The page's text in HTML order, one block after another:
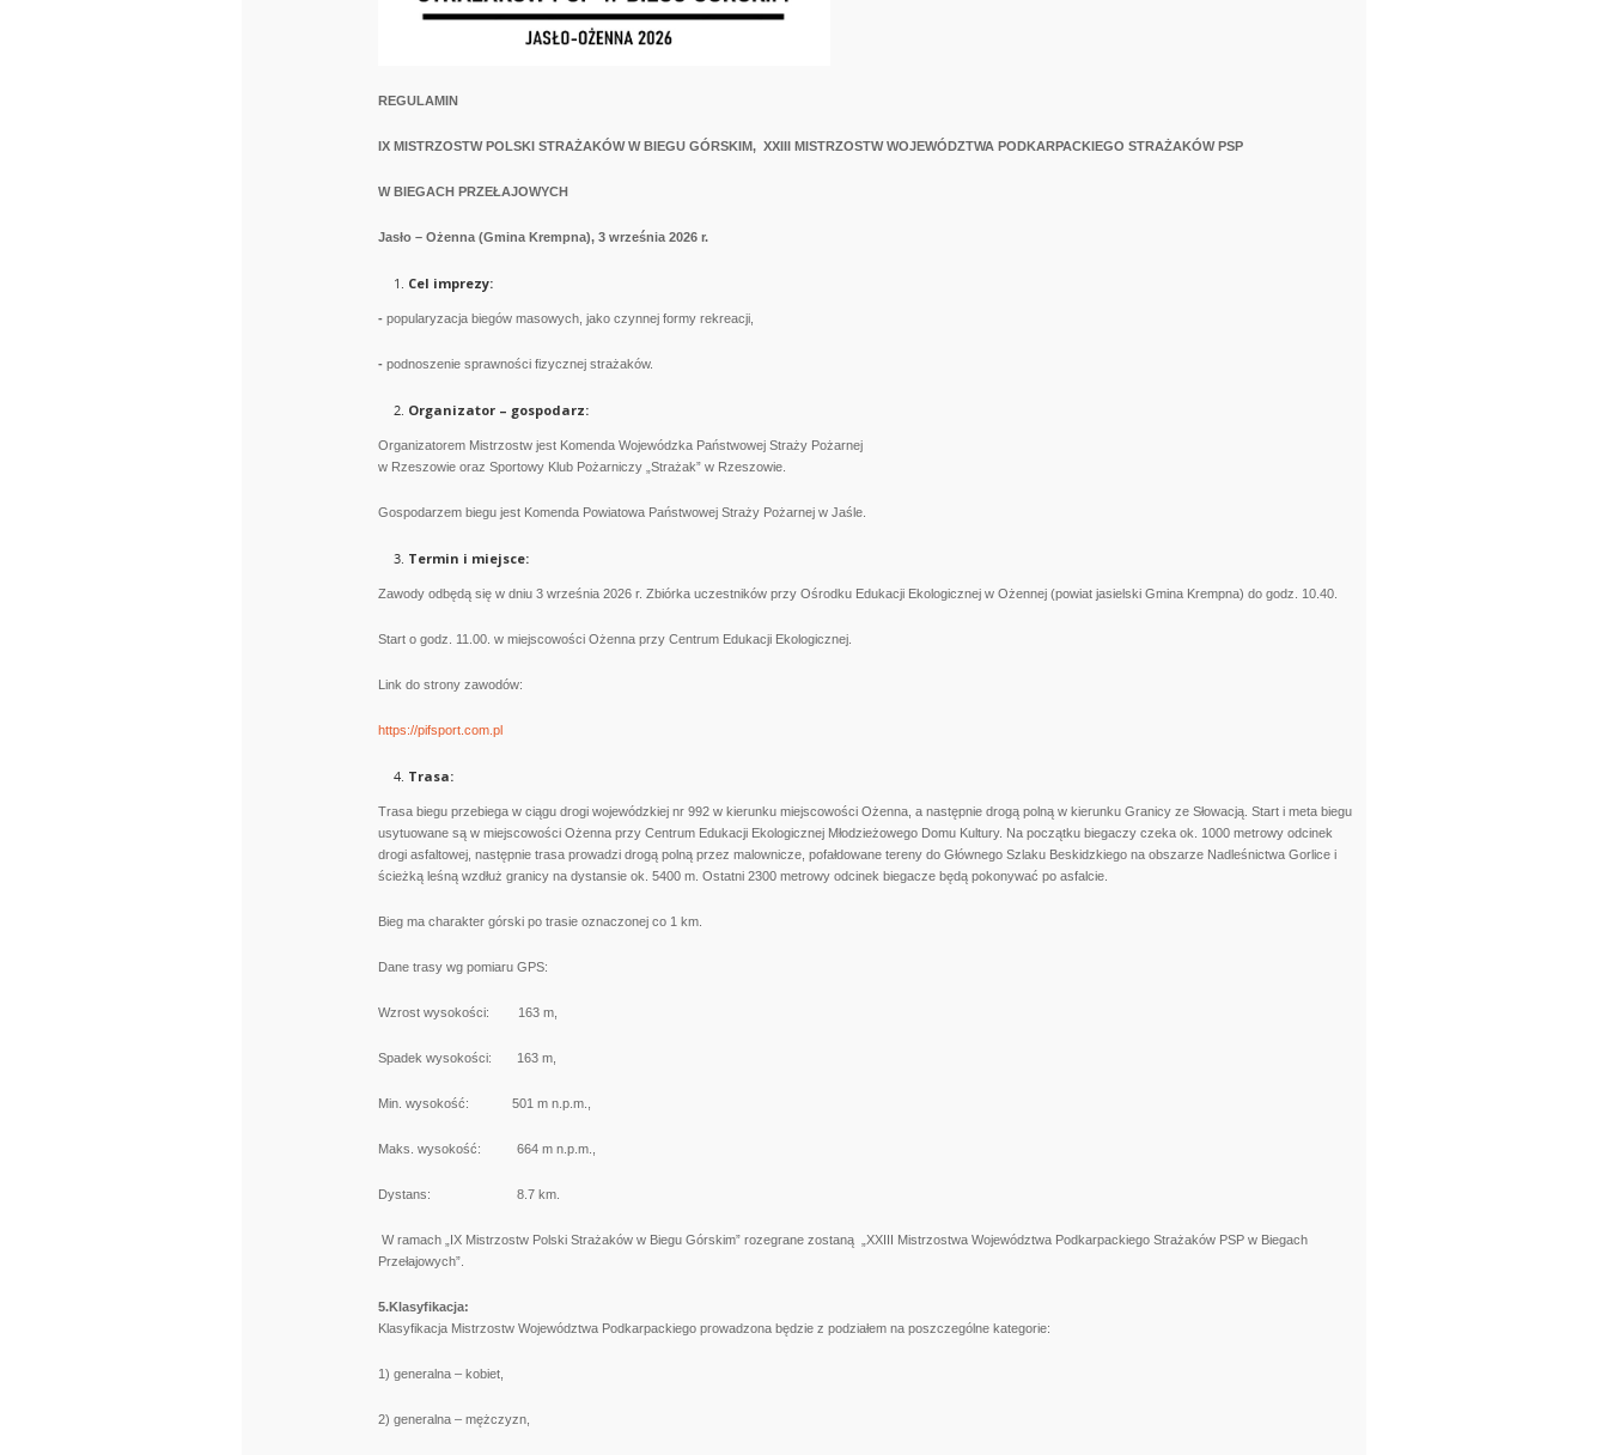
REGULAMIN
IX MISTRZOSTW POLSKI STRAŻAKÓW W BIEGU GÓRSKIM, XXIII MISTRZOSTW WOJEWÓDZTWA PODKARPACKIEGO STRAŻAKÓW PSP
W BIEGACH PRZEŁAJOWYCH
Jasło – Ożenna (Gmina Krempna), 3 września 2026 r.
Cel imprezy:
- popularyzacja biegów masowych, jako czynnej formy rekreacji,
- podnoszenie sprawności fizycznej strażaków.
Organizator – gospodarz:
Organizatorem Mistrzostw jest Komenda Wojewódzka Państwowej Straży Pożarnej
w Rzeszowie oraz Sportowy Klub Pożarniczy „Strażak” w Rzeszowie.
Gospodarzem biegu jest Komenda Powiatowa Państwowej Straży Pożarnej w Jaśle.
Termin i miejsce:
Zawody odbędą się w dniu 3 września 2026 r. Zbiórka uczestników przy Ośrodku Edukacji Ekologicznej w Ożennej (powiat jasielski Gmina Krempna) do godz. 10.40.
Start o godz. 11.00. w miejscowości Ożenna przy Centrum Edukacji Ekologicznej.
Link do strony zawodów:
https://pifsport.com.pl
Trasa:
Trasa biegu przebiega w ciągu drogi wojewódzkiej nr 992 w kierunku miejscowości Ożenna, a następnie drogą polną w kierunku Granicy ze Słowacją. Start i meta biegu
usytuowane są w miejscowości Ożenna przy Centrum Edukacji Ekologicznej Młodzieżowego Domu Kultury. Na początku biegaczy czeka ok. 1000 metrowy odcinek
drogi asfaltowej, następnie trasa prowadzi drogą polną przez malownicze, pofałdowane tereny do Głównego Szlaku Beskidzkiego na obszarze Nadleśnictwa Gorlice i
ścieżką leśną wzdłuż granicy na dystansie ok. 5400 m. Ostatni 2300 metrowy odcinek biegacze będą pokonywać po asfalcie.
Bieg ma charakter górski po trasie oznaczonej co 1 km.
Dane trasy wg pomiaru GPS:
Wzrost wysokości: 163 m,
Spadek wysokości: 163 m,
Min. wysokość: 501 m n.p.m.,
Maks. wysokość: 664 m n.p.m.,
Dystans: 8.7 km.
W ramach „IX Mistrzostw Polski Strażaków w Biegu Górskim” rozegrane zostaną „XXIII Mistrzostwa Województwa Podkarpackiego Strażaków PSP w Biegach
Przełajowych”.
5.Klasyfikacja:
Klasyfikacja Mistrzostw Województwa Podkarpackiego prowadzona będzie z podziałem na poszczególne kategorie:
1) generalna – kobiet,
2) generalna – mężczyzn,